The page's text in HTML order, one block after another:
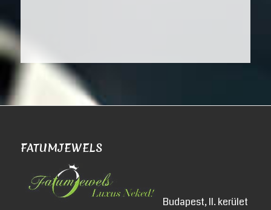
FATUMJEWELS
Budapest, II. kerület